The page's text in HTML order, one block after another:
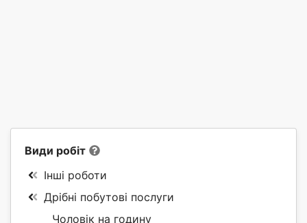
Види робіт
Інші роботи
Дрібні побутові послуги
Чоловік на годину